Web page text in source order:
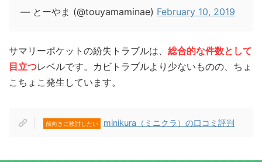
— とーやま (@touyamaminae) February 10, 2019
サマリーポケットの紛失トラブルは、 総合的な件数として
目立つレベルです。カビトラブルより少ないものの、ちょ
こちょこ発生しています。
前向きに検討したい minikura（ミニクラ）の口コミ評判